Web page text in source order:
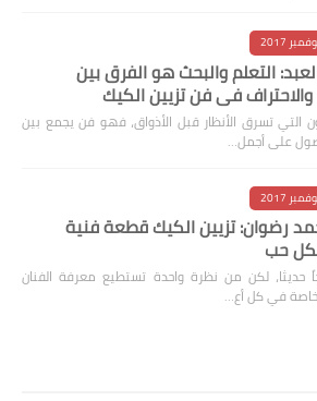
التعلم والبحث هو الفرق بين
والاحتراف في فن تزيين الكيك
التي تسرق الأنظار قبل الأذواق، فهو فن يجمع بين
على أجمل…
رضوان: تزيين الكيك قطعة فنية
حب
حديثا، لكن من نظرة واحدة تستطيع معرفة الفنان
في كل أع…